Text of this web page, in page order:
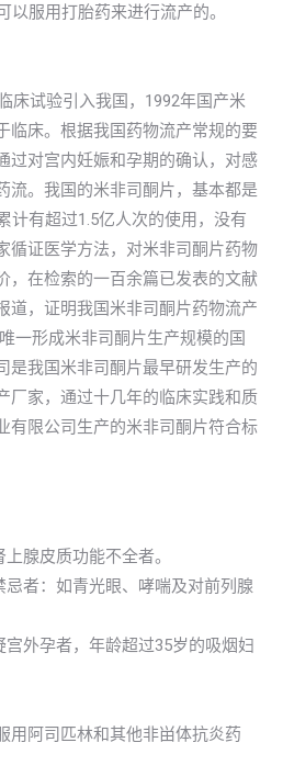
以服用打胎药来进行流产的。
床试验引入我国，1992年国产米
临床。根据我国药物流产常规的要
过对宫内妊娠和孕期的确认，对感
流。我国的米非司酮片，基本都是
计有超过1.5亿人次的使用，没有
循证医学方法，对米非司酮片药物
，在检索的一百余篇已发表的文献
道，证明我国米非司酮片药物流产
一形成米非司酮片生产规模的国
是我国米非司酮片最早研发生产的
厂家，通过十几年的临床实践和质
有限公司生产的米非司酮片符合标
腺皮质功能不全者。
者：如青光眼、哮喘及对前列腺
外孕者，年龄超过35岁的吸烟妇
用阿司匹林和其他非畄体抗炎药